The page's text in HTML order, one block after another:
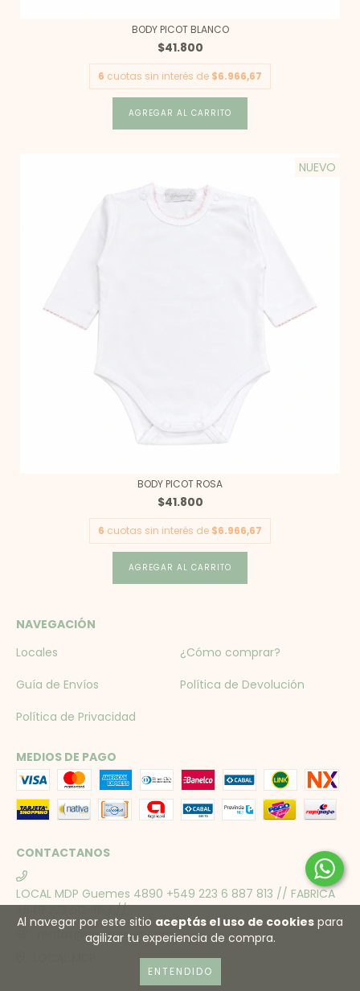
Al navegar por este sitio aceptás el uso de cookies para
agilizar tu experiencia de compra.
ENTENDIDO
BODY PICOT BLANCO
$41.800
6 cuotas sin interés de $6.966,67
AGREGAR AL CARRITO
NUEVO
BODY PICOT ROSA
$41.800
6 cuotas sin interés de $6.966,67
AGREGAR AL CARRITO
NAVEGACIÓN
Locales
¿Cómo comprar?
Guía de Envíos
Política de Devolución
Política de Privacidad
MEDIOS DE PAGO
CONTACTANOS
LOCAL MDP Guemes 4890 +549 223 6 887 813 // FABRICA
+549 223 512-1153 //
ventas@inesmeyer.com